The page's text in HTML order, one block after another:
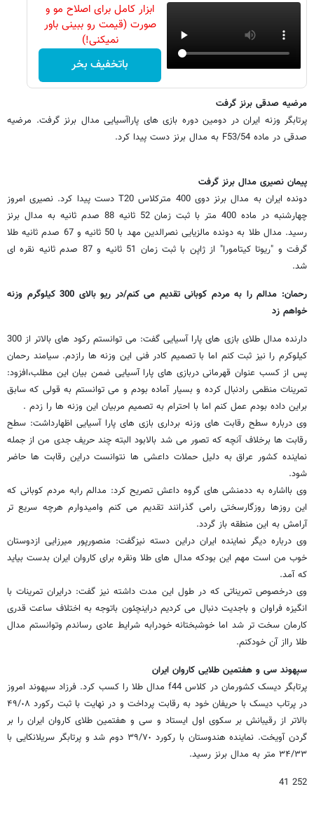
ابزار کامل برای اصلاح مو و
صورت (قیمت رو ببینی باور
نمیکنی!)
باتخفیف بخر
مرضیه صدقی برنز گرفت
پرتابگر وزنه ایران در دومین دوره بازی های پاراآسیایی مدال برنز گرفت. مرضیه
صدقی در ماده F53/54 به مدال برنز دست پیدا کرد.
پیمان نصیری مدال برنز گرفت
دونده ایران به مدال برنز دوی 400 مترکلاس T20 دست پیدا کرد. نصیری امروز
چهارشنبه در ماده 400 متر با ثبت زمان 52 ثانیه 88 صدم ثانیه به مدال برنز
رسید. مدال طلا به دونده مالزیایی نصرالدین مهد با 50 ثانیه و 67 صدم ثانیه طلا
گرفت و "ریوتا کیتامورا" از ژاپن با ثبت زمان 51 ثانیه و 87 صدم ثانیه نقره ای
شد.
رحمان: مدالم را به مردم کوبانی تقدیم می کنم/در ریو بالای 300 کیلوگرم وزنه
خواهم زد
دارنده مدال طلای بازی های پارا آسیایی گفت: می توانستم رکود های بالاتر از 300
کیلوکرم را نیز ثبت کنم اما با تصمیم کادر فنی این وزنه ها رازدم. سیامند رحمان
پس از کسب عنوان قهرمانی دربازی های پارا آسیایی ضمن بیان این مطلب،افزود:
تمرینات منظمی رادنبال کرده و بسیار آماده بودم و می توانستم به قولی که سابق
براین داده بودم عمل کنم اما با احترام به تصمیم مربیان این وزنه ها را زدم .
وی درباره سطح رقابت های وزنه برداری بازی های پارا آسیایی اظهارداشت: سطح
رقابت ها برخلاف آنچه که تصور می شد بالابود البته چند حریف جدی من از جمله
نماینده کشور عراق به دلیل حملات داعشی ها نتوانست دراین رقابت ها حاضر
شود.
وی بااشاره به ددمنشی های گروه داعش تصریح کرد: مدالم رابه مردم کوبانی که
این روزها روزگارسختی رامی گذرانند تقدیم می کنم وامیدوارم هرچه سریع تر
آرامش به این منطقه باز گردد.
وی درباره دیگر نماینده ایران دراین دسته نیزگفت: منصورپور میرزایی ازدوستان
خوب من است مهم این بودکه مدال های طلا ونقره برای کاروان ایران بدست بیاید
که آمد.
وی درخصوص تمریناتی که در طول این مدت داشته نیز گفت: درایران تمرینات با
انگیزه فراوان و باجدیت دنبال می کردیم دراینچئون باتوجه به اختلاف ساعت قدری
کارمان سخت تر شد اما خوشبختانه خودرابه شرایط عادی رساندم وتوانستم مدال
طلا رااز آن خودکنم.
سپهوند سی و هفتمین طلایی کاروان ایران
پرتابگر دیسک کشورمان در کلاس f44 مدال طلا را کسب کرد. فرزاد سپهوند امروز
در پرتاب دیسک با حریفان خود به رقابت پرداخت و در نهایت با ثبت رکورد ۴٩/٠٨
بالاتر از رقیبانش بر سکوی اول ایستاد و سی و هفتمین طلای کاروان ایران را بر
گردن آویخت. نماینده هندوستان با رکورد ٣٩/٧٠ دوم شد و پرتابگر سریلانکایی با
٣۴/٣٣ متر به مدال برنز رسید.
252 41